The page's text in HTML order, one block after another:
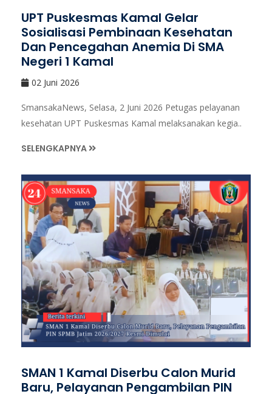
UPT Puskesmas Kamal Gelar
Sosialisasi Pembinaan Kesehatan
Dan Pencegahan Anemia Di SMA
Negeri 1 Kamal
02 Juni 2026
SmansakaNews, Selasa, 2 Juni 2026 Petugas pelayanan
kesehatan UPT Puskesmas Kamal melaksanakan kegia..
SELENGKAPNYA
SMAN 1 Kamal Diserbu Calon Murid
Baru, Pelayanan Pengambilan PIN